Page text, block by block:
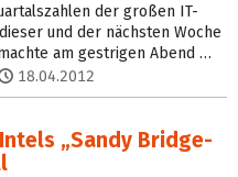
der großen IT-
und der nächsten Woche
am gestrigen Abend …
18.04.2012
„Sandy Bridge-